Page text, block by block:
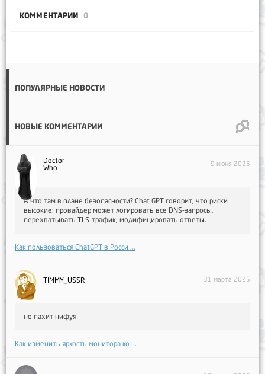
КОММЕНТАРИИ 0
ПОПУЛЯРНЫЕ НОВОСТИ
НОВЫЕ КОММЕНТАРИИ
Doctor
Who
9 июня 2025
А что там в плане безопасности? Chat GPT говорит, что риски
высокие: провайдер может логировать все DNS-запросы,
перехватывать TLS-трафик, модифицировать ответы.
Как пользоваться ChatGPT в Росси ...
TIMMY_USSR 31 марта 2025
не пахит нифуя
Как изменить яркость монитора ко ...